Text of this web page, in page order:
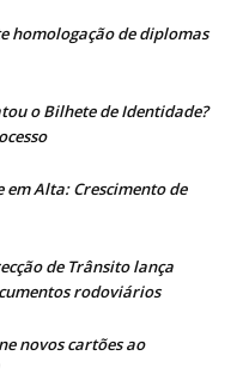
homologação de diplomas
o Bilhete de Identidade?
em Alta: Crescimento de
de Trânsito lança
rodoviários
novos cartões ao